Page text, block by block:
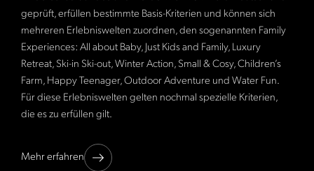
geprüft, erfüllen bestimmte Basis-Kriterien und können sich
mehreren Erlebniswelten zuordnen, den sogenannten Family
Experiences: All about Baby, Just Kids and Family, Luxury
Retreat, Ski-in Ski-out, Winter Action, Small & Cosy, Children’s
Farm, Happy Teenager, Outdoor Adventure und Water Fun.
Für diese Erlebniswelten gelten nochmal spezielle Kriterien,
die es zu erfüllen gilt.
Mehr erfahren